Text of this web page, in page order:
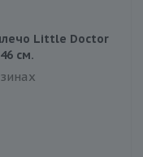
Little Doctor
см.